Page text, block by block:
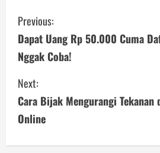
C
o
n
t
i
n
Previous:
Dapat Uang Rp 50.000 Cuma
Nggak Coba!
Next:
Cara Bijak Mengurangi Tekanan
Online